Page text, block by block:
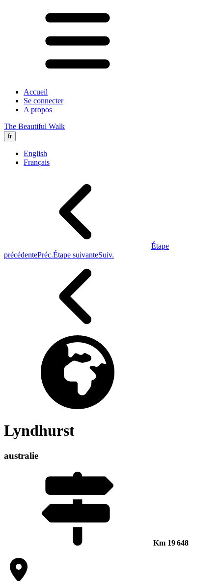
Accueil
Se connecter
A propos
The Beautiful Walk
fr
English
Français
Étape
précédentePréc.Étape suivanteSuiv.
Lyndhurst
australie
Km 19 648